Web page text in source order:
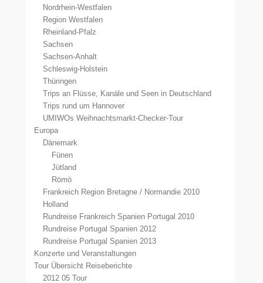
Nordrhein-Westfalen
Region Westfalen
Rheinland-Pfalz
Sachsen
Sachsen-Anhalt
Schleswig-Holstein
Thüringen
Trips an Flüsse, Kanäle und Seen in Deutschland
Trips rund um Hannover
UMIWOs Weihnachtsmarkt-Checker-Tour
Europa
Dänemark
Fünen
Jütland
Römö
Frankreich Region Bretagne / Normandie 2010
Holland
Rundreise Frankreich Spanien Portugal 2010
Rundreise Portugal Spanien 2012
Rundreise Portugal Spanien 2013
Konzerte und Veranstaltungen
Tour Übersicht Reiseberichte
2012 05 Tour